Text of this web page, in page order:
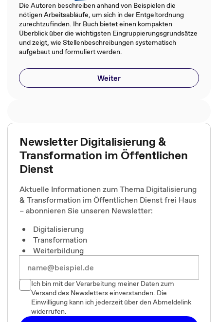
Die Autoren beschreiben anhand von Beispielen die
nötigen Arbeitsabläufe, um sich in der Entgeltordnung
zurechtzufinden. Ihr Buch bietet einen kompakten
Überblick über die wichtigsten Eingruppierungsgrundsätze
und zeigt, wie Stellenbeschreibungen systematisch
aufgebaut und formuliert werden.
Weiter
Newsletter Digitalisierung &
Transformation im Öffentlichen
Dienst
Aktuelle Informationen zum Thema Digitalisierung
& Transformation im Öffentlichen Dienst frei Haus
– abonnieren Sie unseren Newsletter:
Digitalisierung
Transformation
Weiterbildung
Ich bin mit der Verarbeitung meiner Daten zum
Versand des Newsletters einverstanden. Die
Einwilligung kann ich jederzeit über den Abmeldelink
widerrufen.